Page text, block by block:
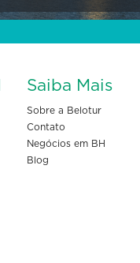
Saiba Mais
Sobre a Belotur
Contato
Negócios em BH
Blog